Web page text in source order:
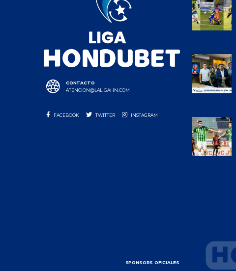
CONTACTO
ATENCION@LALIGAHN.COM
FACEBOOK TWITTER INSTAGRAM
SPONSORS OFICIALES